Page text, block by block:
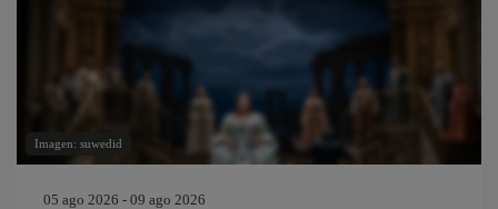
Imagen: suwedid
05 ago 2026 - 09 ago 2026